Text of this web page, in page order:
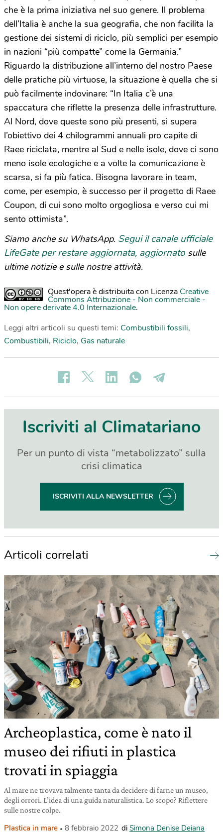
che è la prima iniziativa nel suo genere. Il problema
dell’Italia è anche la sua geografia, che non facilita la
gestione dei sistemi di riciclo, più semplici per esempio
in nazioni “più compatte” come la Germania.”
Riguardo la distribuzione all’interno del nostro Paese
delle pratiche più virtuose, la situazione è quella che si
può facilmente indovinare: “In Italia c’è una
spaccatura che riflette la presenza delle infrastrutture.
Al Nord, dove queste sono più presenti, si supera
l’obiettivo dei 4 chilogrammi annuali pro capite di
Raee riciclata, mentre al Sud e nelle isole, dove ci sono
meno isole ecologiche e a volte la comunicazione è
scarsa, si fa più fatica. Bisogna lavorare in team,
come, per esempio, è successo per il progetto di Raee
Coupon, di cui sono molto orgogliosa e verso cui mi
sento ottimista”.
Siamo anche su WhatsApp. Segui il canale ufficiale
LifeGate per restare aggiornata, aggiornato sulle
ultime notizie e sulle nostre attività.
Quest'opera è distribuita con Licenza Creative
Commons Attribuzione - Non commerciale -
Non opere derivate 4.0 Internazionale.
Leggi altri articoli su questi temi: Combustibili fossili,
Combustibili, Riciclo, Gas naturale
Iscriviti al Climatariano
Per un punto di vista “metabolizzato” sulla
crisi climatica
ISCRIVITI ALLA NEWSLETTER
Articoli correlati
Archeoplastica, come è nato il
museo dei rifiuti in plastica
trovati in spiaggia
Al mare ne trovava talmente tanta da decidere di farne un museo,
degli orrori. L’idea di una guida naturalistica. Lo scopo? Riflettere
sulle nostre colpe.
Plastica in mare 8 febbraio 2022 di Simona Denise Deiana